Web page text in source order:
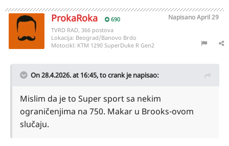
ProkaRoka 690 NapisanoApril 29
TVRD RAD, 366 postova
Lokacija: Beograd/Banovo Brdo
Motocikl: KTM 1290 SuperDuke R Gen2
On 28.4.2026. at 16:45,to crankje napisao:
Mislim da je to Super sport sa nekim
ograničenjima na 750. Makar u Brooks-ovom
slučaju.